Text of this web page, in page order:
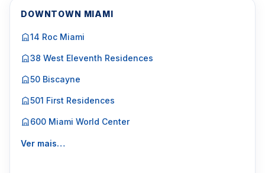
DOWNTOWN MIAMI
14 Roc Miami
38 West Eleventh Residences
50 Biscayne
501 First Residences
600 Miami World Center
Ver mais…